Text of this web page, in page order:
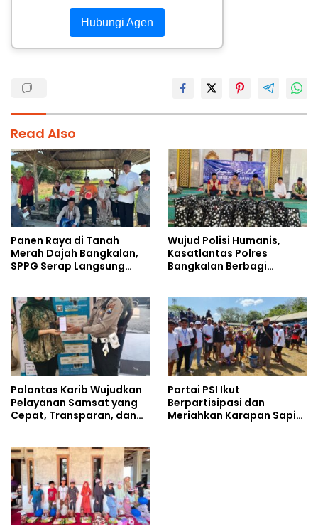
Hubungi Agen
Read Also
Panen Raya di Tanah
Merah Dajah Bangkalan,
SPPG Serap Langsung
Wujud Polisi Humanis,
Kasatlantas Polres
Bangkalan Berbagi
Ahmad Ibrahim
Polantas Karib Wujudkan
Pelayanan Samsat yang
Cepat, Transparan, dan
Partai PSI Ikut
Berpartisipasi dan
Meriahkan Karapan Sapi